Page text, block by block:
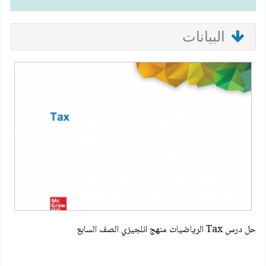
البيانات
حل درس Tax الرياضيات منهج انلجيزي الصف السابع